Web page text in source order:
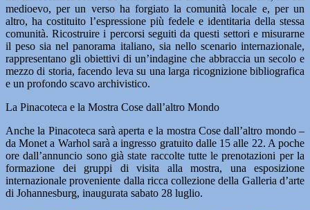
medioevo, per un verso ha forgiato la comunità locale e, per un
altro, ha costituito l’espressione più fedele e identitaria della stessa
comunità. Ricostruire i percorsi seguiti da questi settori e misurarne
il peso sia nel panorama italiano, sia nello scenario internazionale,
rappresentano gli obiettivi di un’indagine che abbraccia un secolo e
mezzo di storia, facendo leva su una larga ricognizione bibliografica
e un profondo scavo archivistico.
La Pinacoteca e la Mostra Cose dall’altro Mondo
Anche la Pinacoteca sarà aperta e la mostra Cose dall’altro mondo –
da Monet a Warhol sarà a ingresso gratuito dalle 15 alle 22. A poche
ore dall’annuncio sono già state raccolte tutte le prenotazioni per la
formazione dei gruppi di visita alla mostra, una esposizione
internazionale proveniente dalla ricca collezione della Galleria d’arte
di Johannesburg, inaugurata sabato 28 luglio.